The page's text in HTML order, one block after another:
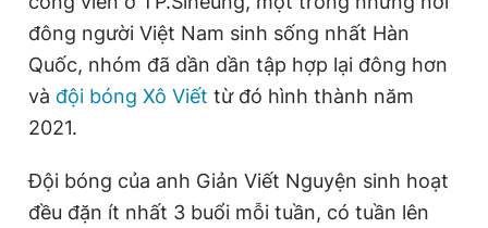
Đọc Thanh Niên trên điện thoại
đông người Việt Nam sinh sống nhất Hàn
Quốc, nhóm đã dần dần tập hợp lại đông hơn
và đội bóng Xô Viết từ đó hình thành năm
2021.
Đội bóng của anh Giản Viết Nguyện sinh hoạt
đều đặn ít nhất 3 buổi mỗi tuần, có tuần lên